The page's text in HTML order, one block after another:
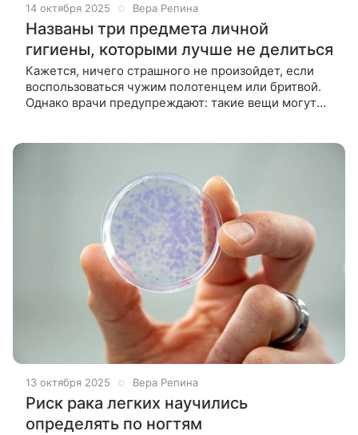
14 октября 2025 Вера Репина
Названы три предмета личной
гигиены, которыми лучше не делиться
Кажется, ничего страшного не произойдет, если
воспользоваться чужим полотенцем или бритвой.
Однако врачи предупреждают: такие вещи могут
13 октября 2025 Вера Репина
Риск рака легких научились
определять по ногтям